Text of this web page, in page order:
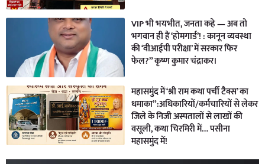
VIP भी भयभीत, जनता कहे — अब तो
भगवान ही हैं ‘होमगार्ड’! : कानून व्यवस्था
की ‘वीआईपी परीक्षा’ में सरकार फिर
फेल?” कृष्ण कुमार चंद्राकर।
महासमुंद में ‘श्री राम कथा पर्ची टैक्स’ का
धमाका”:अधिकारियों/कर्मचारियों से लेकर
जिले के निजी अस्पतालों से लाखों की
वसूली, कथा चिरमिरी में… पसीना
महासमुंद में!